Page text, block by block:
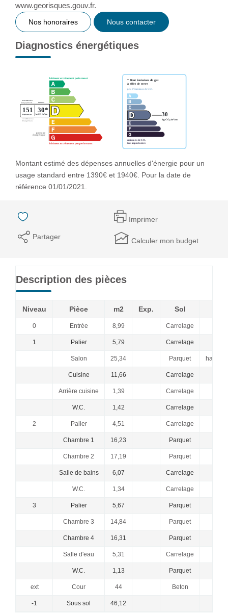
www.georisques.gouv.fr.
Nos honoraires Nous contacter
Diagnostics énergétiques
Montant estimé des dépenses annuelles d'énergie pour un
usage standard entre 1390€ et 1940€. Pour la date de
référence 01/01/2021.
Imprimer
Partager Calculer mon budget
Description des pièces
Niveau Pièce m2 Exp. Sol
0 Entrée 8,99 Carrelage
1 Palier 5,79 Carrelage
Salon 25,34 Parquet
Cuisine 11,66 Carrelage
Arrière cuisine 1,39 Carrelage
W.C. 1,42 Carrelage
2 Palier 4,51 Carrelage
Chambre 1 16,23 Parquet
Chambre 2 17,19 Parquet
Salle de bains 6,07 Carrelage
W.C. 1,34 Carrelage
3 Palier 5,67 Parquet
Chambre 3 14,84 Parquet
Chambre 4 16,31 Parquet
Salle d'eau 5,31 Carrelage
W.C. 1,13 Parquet
ext Cour 44 Beton
-1 Sous sol 46,12